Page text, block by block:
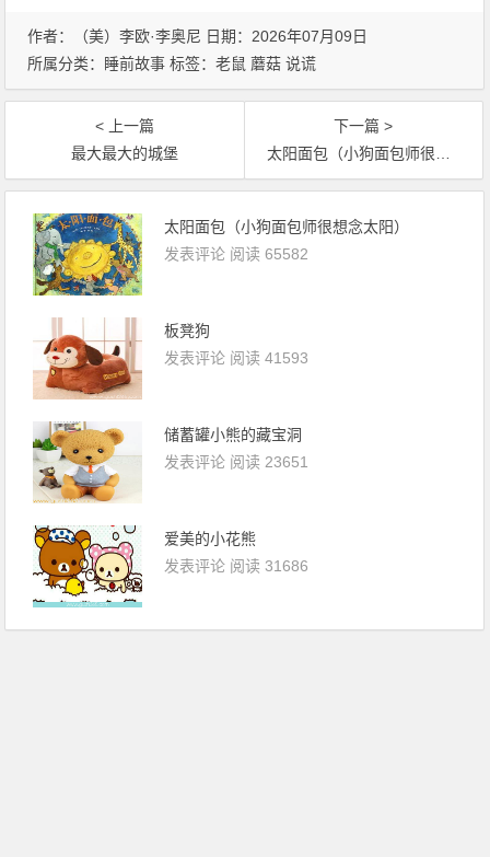
作者：（美）李欧·李奥尼 日期：2026年07月09日
所属分类： 睡前故事 标签：老鼠 蘑菇 说谎
< 上一篇
最大最大的城堡
下一篇 >
太阳面包（小狗面包师很想念太阳）
太阳面包（小狗面包师很想念太阳）
发表评论 阅读 65582
板凳狗
发表评论 阅读 41593
储蓄罐小熊的藏宝洞
发表评论 阅读 23651
爱美的小花熊
发表评论 阅读 31686